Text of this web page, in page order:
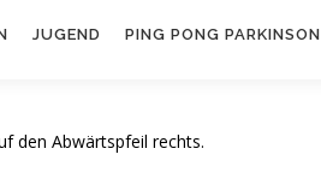
JUGEND PING PONG PARKINSON
den Abwärtspfeil rechts.